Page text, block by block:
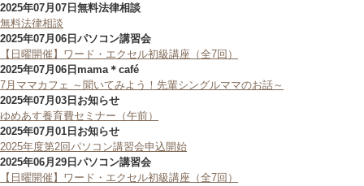
2025年07月07日 無料法律相談
無料法律相談
2025年07月06日 パソコン講習会
【日曜開催】ワード・エクセル初級講座（全7回）
2025年07月06日 mama＊café
7月ママカフェ ～聞いてみよう！先輩シングルママのお話～
2025年07月03日 お知らせ
ゆめあす養育費セミナー（午前）
2025年07月01日 お知らせ
2025年度第2回パソコン講習会申込開始
2025年06月29日 パソコン講習会
【日曜開催】ワード・エクセル初級講座（全7回）